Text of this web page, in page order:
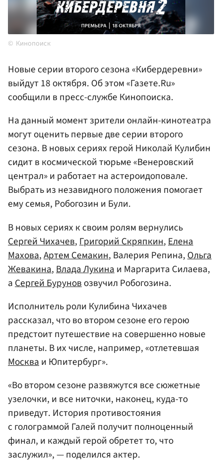
Кинопоиск
Новые серии второго сезона «Кибердеревни»
выйдут 18 октября. Об этом «Газете.Ru»
сообщили в пресс-службе Кинопоиска.
На данный момент зрители онлайн-кинотеатра
могут оценить первые две серии второго
сезона. В новых сериях герой Николай Кулибин
сидит в космической тюрьме «Венеровский
централ» и работает на астероидоповале.
Выбрать из незавидного положения помогает
ему семья, Робогозин и Були.
В новых сериях к своим ролям вернулись
Сергей Чихачев, Григорий Скряпкин, Елена
Махова,Артем Семакин, Валерия Репина, Ольга
Жевакина, Влада Лукина и Маргарита Силаева,
а Сергей Бурунов озвучил Робогозина.
Исполнитель роли Кулибина Чихачев
рассказал, что во втором сезоне его герою
предстоит путешествие на совершенно новые
планеты. В их числе, например, «отлетевшая
Москваи Юпитербург».
«Во втором сезоне развяжутся все сюжетные
узелочки, и все ниточки, наконец, куда-то
приведут. История противостояния
с голограммой Галей получит полноценный
финал, и каждый герой обретет то, что
заслужил», — поделился актер.